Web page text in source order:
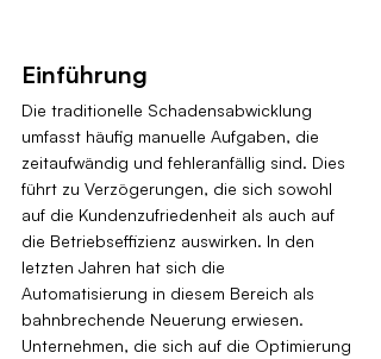
Einführung
Die traditionelle Schadensabwicklung
umfasst häufig manuelle Aufgaben, die
zeitaufwändig und fehleranfällig sind. Dies
führt zu Verzögerungen, die sich sowohl
auf die Kundenzufriedenheit als auch auf
die Betriebseffizienz auswirken. In den
letzten Jahren hat sich die
Automatisierung in diesem Bereich als
bahnbrechende Neuerung erwiesen.
Unternehmen, die sich auf die Optimierung